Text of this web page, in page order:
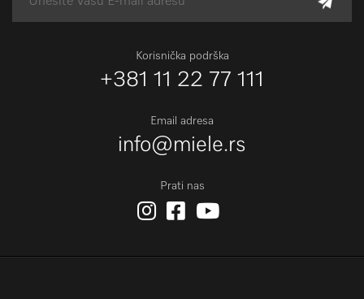
Korisnička podrška
+381 11 22 77 111
Email adresa
info@miele.rs
Prati nas